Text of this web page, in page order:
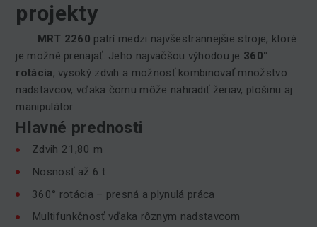
projekty
MRT 2260 patrí medzi najvšestrannejšie stroje, ktoré
je možné prenajať. Jeho najväčšou výhodou je 360°
rotácia, vysoký zdvih a možnosť kombinovať množstvo
nadstavcov, vďaka čomu môže nahradiť žeriav, plošinu aj
manipulátor.
Hlavné prednosti
Zdvih 21,80 m
Nosnosť až 6 t
360° rotácia – presná a plynulá práca
Multifunkčnosť vďaka rôznym nadstavcom